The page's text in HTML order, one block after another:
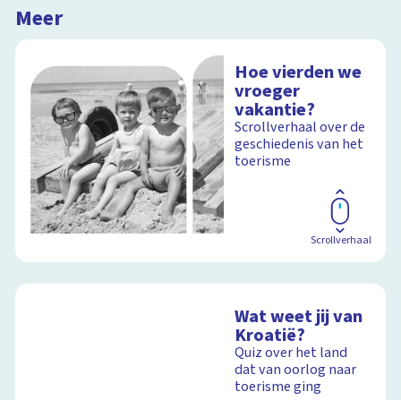
Meer
Hoe vierden we
vroeger
vakantie?
Scrollverhaal over de
geschiedenis van het
toerisme
Scrollverhaal
Wat weet jij van
Kroatië?
Quiz over het land
dat van oorlog naar
toerisme ging